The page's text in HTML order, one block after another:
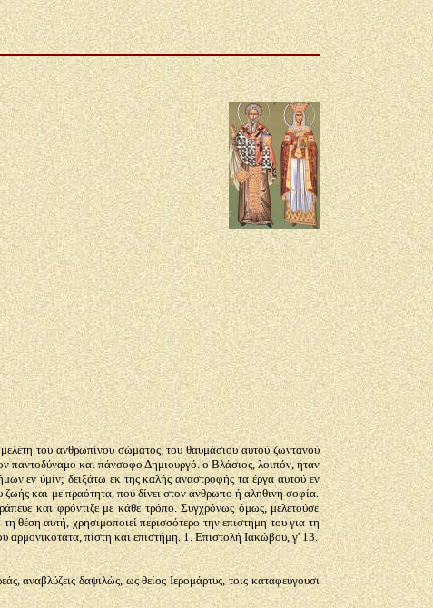
του ανθρωπίνου σώματος, του θαυμάσιου αυτού ζωντανού
παντοδύναμο και πάνσοφο Δημιουργό. ο Βλάσιος, λοιπόν, ήταν
εν ύμίν; δειξάτω εκ της καλής αναστροφής τα έργα αυτού εν
ζωής και με πραότητα, πού δίνει στον άνθρωπο ή αληθινή σοφία.
και φρόντιζε με κάθε τρόπο. Συγχρόνως όμως, μελετούσε
θέση αυτή, χρησιμοποιεί περισσότερο την επιστήμη του για τη
αρμονικότατα, πίστη και επιστήμη. 1. Επιστολή Ιακώβου, γ' 13.
αναβλύζεις δαψιλώς, ως θείος Ιερομάρτυς, τοις καταφεύγουσι